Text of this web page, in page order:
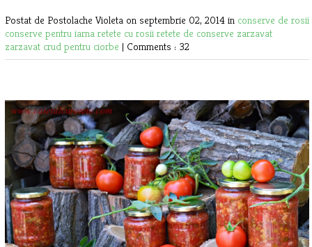
Postat de Postolache Violeta on septembrie 02, 2014 in conserve de rosii
conserve pentru iarna retete cu rosii retete de conserve zarzavat
zarzavat crud pentru ciorbe | Comments : 32